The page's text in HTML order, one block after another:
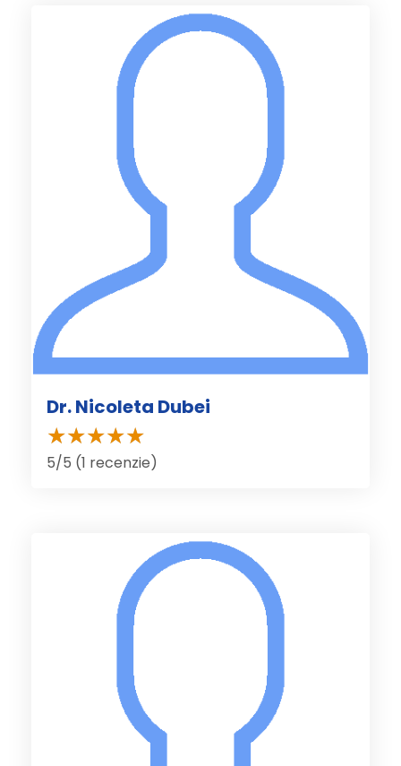
Dr. Nicoleta Dubei
5/5 (1 recenzie)